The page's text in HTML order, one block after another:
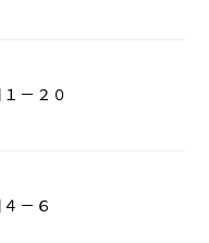
－２０
－６